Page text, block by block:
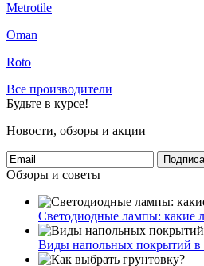
Metrotile
Oman
Roto
Все производители
Будьте в курсе!
Новости, обзоры и акции
Обзоры и советы
Светодиодные лампы: какие
Виды напольных покрытий в